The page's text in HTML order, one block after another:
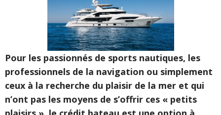
Pour les passionnés de sports nautiques, les
professionnels de la navigation ou simplement
ceux à la recherche du plaisir de la mer et qui
n’ont pas les moyens de s’offrir ces « petits